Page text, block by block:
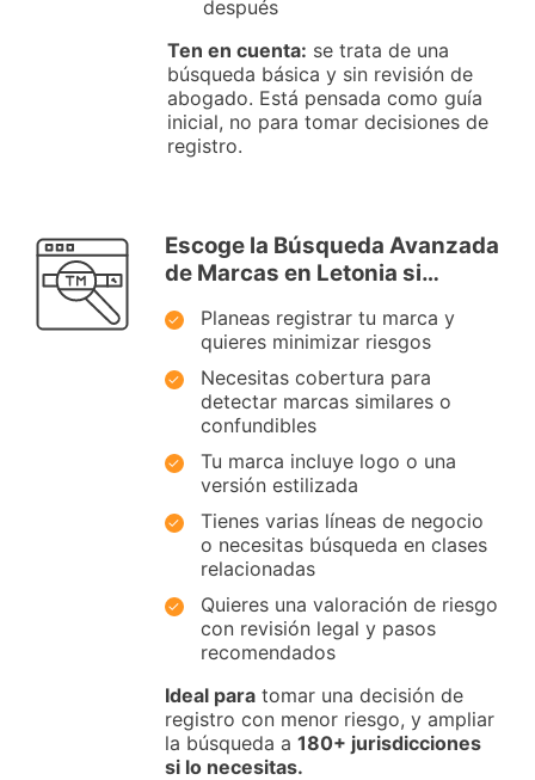
después
Ten en cuenta: se trata de una
búsqueda básica y sin revisión de
abogado. Está pensada como guía
inicial, no para tomar decisiones de
registro.
Escoge la Búsqueda Avanzada
de Marcas en Letonia si…
Planeas registrar tu marca y
quieres minimizar riesgos
Necesitas cobertura para
detectar marcas similares o
confundibles
Tu marca incluye logo o una
versión estilizada
Tienes varias líneas de negocio
o necesitas búsqueda en clases
relacionadas
Quieres una valoración de riesgo
con revisión legal y pasos
recomendados
Ideal para tomar una decisión de
registro con menor riesgo, y ampliar
la búsqueda a 180+ jurisdicciones
si lo necesitas.